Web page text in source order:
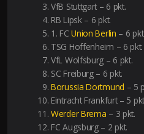
VfB Stuttgart – 6 pkt.
RB Lipsk – 6 pkt.
1. FCUnion Berlin – 6 pkt.
TSG Hoffenheim – 6 pkt.
VfL Wolfsburg – 6 pkt.
SC Freiburg – 6 pkt.
Borussia Dortmund – 5
Eintracht Frankfurt – 5
Werder Brema – 3 pkt.
FC Augsburg – 2 pkt.